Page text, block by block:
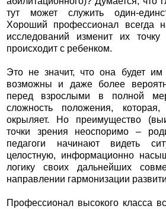
тут может служить один-
Хороший профессионал всегда
исследований изменит их
происходит с ребенком.
Это не значит, что она будет им
возможны и даже более
перед взрослыми в полной
сложность положения,
окрыляет. Но преимущество
точки зрения неоспоримо –
педагоги начинают видеть
целостную, информационно
логику своих дальнейших
направлении гармонизации
Профессионал высокого класса